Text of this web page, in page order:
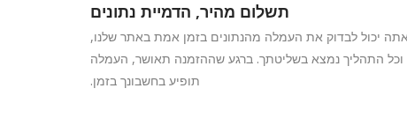
תשלום מהיר, הדמיית נתונים
יכול לבדוק את העמלה מהנתונים בזמן אמת באתר שלנו,
וכל התהליך נמצא בשליטתך. ברגע שההזמנה תאושר, העמלה
תופיע בחשבונך בזמן.